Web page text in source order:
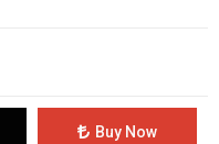
Buy Now